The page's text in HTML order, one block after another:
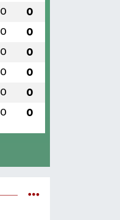
0 0
0 0
0 0
0 0
0 0
0 0